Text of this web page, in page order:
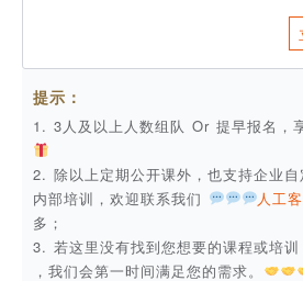
提示：
1. 3人及以上人数组队 Or 提早报名，
2. 除以上定期公开课外，也支持企业
内部培训，欢迎联系我们
人工
多；
3. 若这里没有找到您想要的课程或培训
，我们会第一时间满足您的需求。